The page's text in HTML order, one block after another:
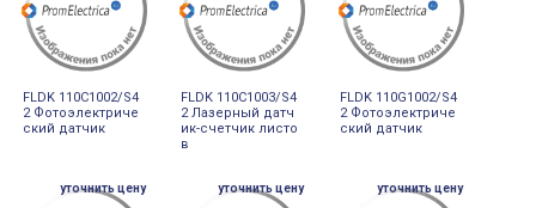
FLDK 110C1002/S4
2 Фотоэлектриче
ский датчик
FLDK 110C1003/S4
2 Лазерный датч
ик-счетчик листо
в
FLDK 110G1002/S4
2 Фотоэлектриче
ский датчик
уточнить цену уточнить цену уточнить цену